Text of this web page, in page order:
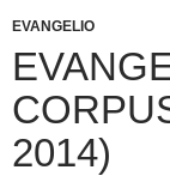
EVANGELIO
2014)